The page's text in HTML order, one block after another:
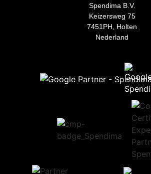
Spendima B.V.
Keizersweg 75
7451PH, Holten
Nederland